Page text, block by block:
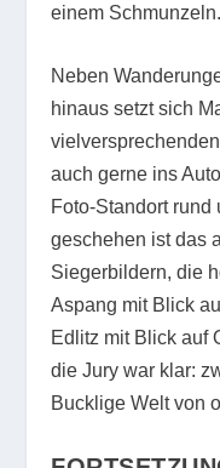
einem Schmunzeln.
Neben
hinaus setzt sich
auch gerne ins
Foto-Standort
geschehen ist das
Siegerbildern, die
Aspang mit Blick
Edlitz mit Blick auf
die Jury war klar:
Bucklige Welt von